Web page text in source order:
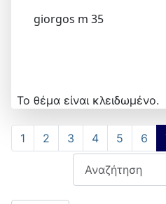
giorgos m 35
Το θέμα είναι κλειδωμένο.
1 2 3 4 5 6